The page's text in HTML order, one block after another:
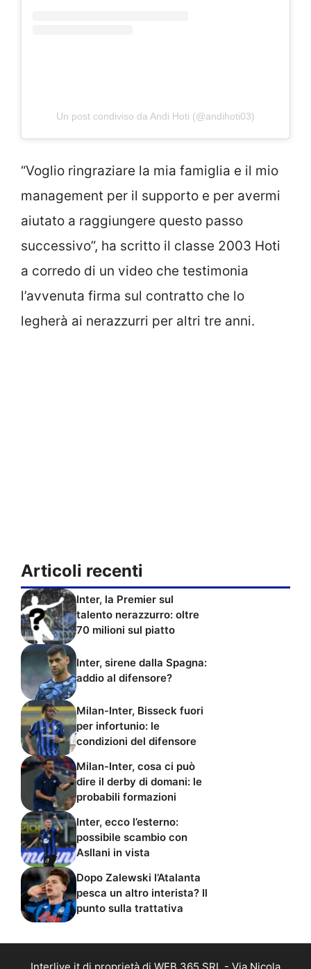
Un post condiviso da Andi Hoti (@andihoti03)
“Voglio ringraziare la mia famiglia e il mio
management per il supporto e per avermi
aiutato a raggiungere questo passo
successivo”, ha scritto il classe 2003 Hoti
a corredo di un video che testimonia
l’avvenuta firma sul contratto che lo
legherà ai nerazzurri per altri tre anni.
Articoli recenti
Inter, la Premier sul
talento nerazzurro: oltre
70 milioni sul piatto
Inter, sirene dalla Spagna:
addio al difensore?
Milan-Inter, Bisseck fuori
per infortunio: le
condizioni del difensore
Milan-Inter, cosa ci può
dire il derby di domani: le
probabili formazioni
Inter, ecco l’esterno:
possibile scambio con
Asllani in vista
Dopo Zalewski l’Atalanta
pesca un altro interista? Il
punto sulla trattativa